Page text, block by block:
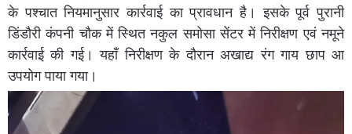
के पश्चात नियमानुसार कार्रवाई का प्रावधान है। इसके पूर्व पुरानी
डिंडौरी कंपनी चौक में स्थित नकुल समोसा सेंटर में निरीक्षण एवं नमूने
कार्रवाई की गई। यहाँ निरीक्षण के दौरान अखाद्य रंग गाय छाप आ
उपयोग पाया गया।